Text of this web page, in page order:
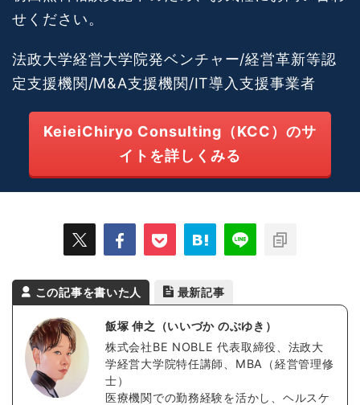
せください。
法政大学経営大学院発ベンチャー/経営革新等認
定支援機関/M&A支援機関/IT導入支援事業者
KeieiChiryo Consulting（KCC）のサ
イトを詳しくみる
この記事を書いた人 最新記事
飯塚 伸之（いいづか のぶゆき）
株式会社BE NOBLE 代表取締役、法政大
学経営大学院特任講師、MBA（経営管理修
士）
医療機関での勤務経験を活かし、ヘルスケ